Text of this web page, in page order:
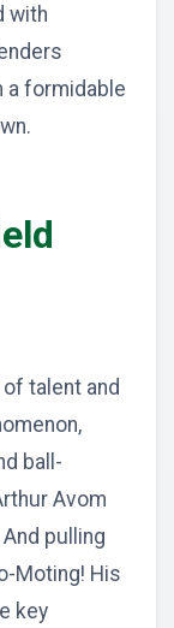
with
a formidable
talent and
ball-
Avom
pulling
Moting! His
key